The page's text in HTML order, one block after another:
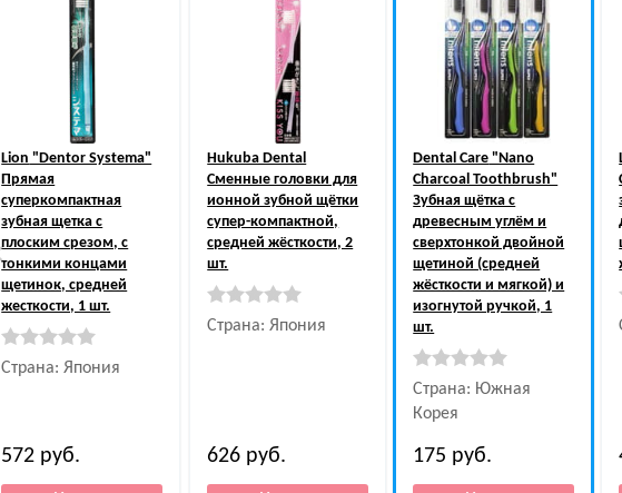
Lion "Dentor Systema"
Прямая
суперкомпактная
зубная щетка с
плоским срезом, с
тонкими концами
щетинок, средней
жесткости, 1 шт.
Страна: Япония
572 руб.
Hukuba Dental
Сменные головки для
ионной зубной щётки
супер-компактной,
средней жёсткости, 2
шт.
Страна: Япония
626 руб.
Dental Care "Nano
Charcoal Toothbrush"
Зубная щётка c
древесным углём и
сверхтонкой двойной
щетиной (средней
жёсткости и мягкой) и
изогнутой ручкой, 1
шт.
Страна: Южная
Корея
175 руб.